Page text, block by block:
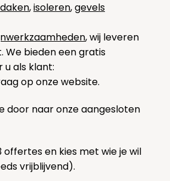
daken,isoleren,gevels
, wij leveren
We bieden een gratis
als klant:
op onze website.
door naar onze aangesloten
en kies met wie je wil
vrijblijvend).